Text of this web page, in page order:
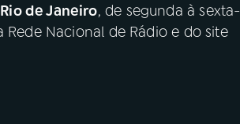
de Janeiro, de segunda à sexta-
Rede Nacional de Rádio e do site